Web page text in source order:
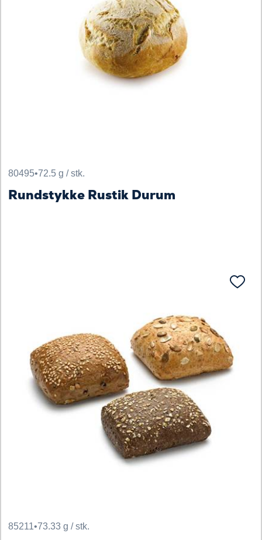
80495•72.5 g / stk.
Rundstykke Rustik Durum
85211•73.33 g / stk.